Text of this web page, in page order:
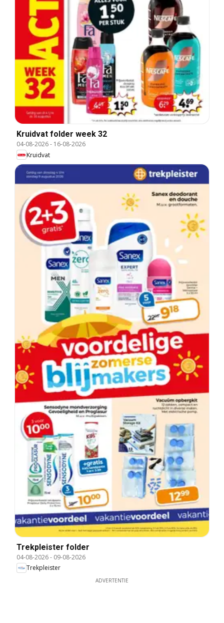
Kruidvat folder week 32
04-08-2026- 16-08-2026
Kruidvat
Trekpleister folder
04-08-2026- 09-08-2026
Trekpleister
ADVERTENTIE